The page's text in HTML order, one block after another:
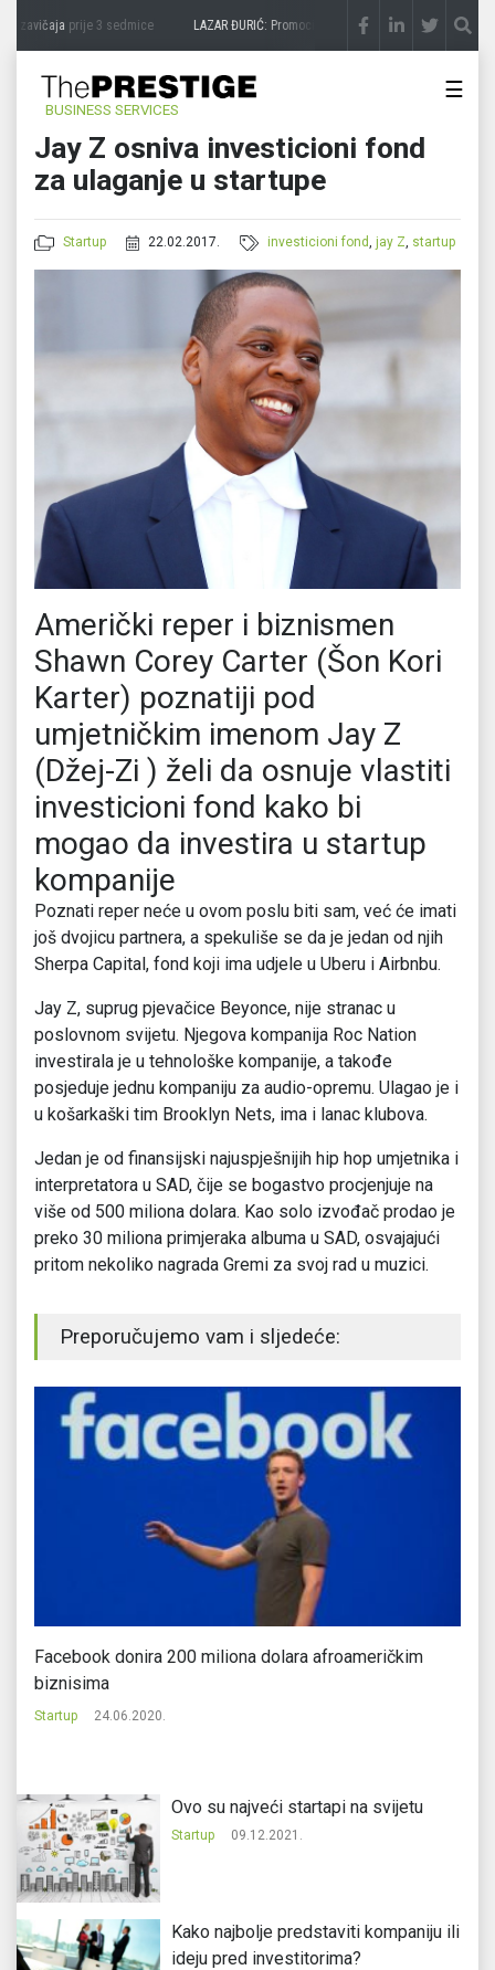
zavičajaprije 3 sedmice LAZAR ĐURIĆ: Promocija potencijal pretvara u destinaciju
BUSINESS SERVICES
☰
Jay Z osniva investicioni fond
za ulaganje u startupe
Startup 22.02.2017. investicioni fond,jay Z, startup
Američki reper i biznismen
Shawn Corey Carter (Šon Kori
Karter) poznatiji pod
umjetničkim imenom Jay Z
(Džej-Zi ) želi da osnuje vlastiti
investicioni fond kako bi
mogao da investira u startup
kompanije
Poznati reper neće u ovom poslu biti sam, već će imati
još dvojicu partnera, a spekuliše se da je jedan od njih
Sherpa Capital, fond koji ima udjele u Uberu i Airbnbu.
Jay Z, suprug pjevačice Beyonce, nije stranac u
poslovnom svijetu. Njegova kompanija Roc Nation
investirala je u tehnološke kompanije, a takođe
posjeduje jednu kompaniju za audio-opremu. Ulagao je i
u košarkaški tim Brooklyn Nets, ima i lanac klubova.
Jedan je od finansijski najuspješnijih hip hop umjetnika i
interpretatora u SAD, čije se bogastvo procjenjuje na
više od 500 miliona dolara. Kao solo izvođač prodao je
preko 30 miliona primjeraka albuma u SAD, osvajajući
pritom nekoliko nagrada Gremi za svoj rad u muzici.
Preporučujemo vam i sljedeće:
Facebook donira 200 miliona dolara afroameričkim
biznisima
Startup 24.06.2020.
Ovo su najveći startapi na svijetu
Startup 09.12.2021.
Kako najbolje predstaviti kompaniju ili
ideju pred investitorima?